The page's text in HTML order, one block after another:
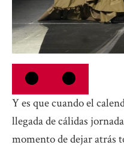
Y es que cuando el
llegada de cálidas
momento de dejar atrás